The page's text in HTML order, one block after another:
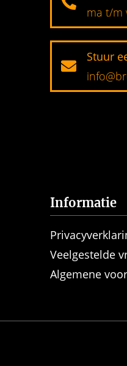
ma t/m
Stuur
Informatie
Veelgestelde
Algemene